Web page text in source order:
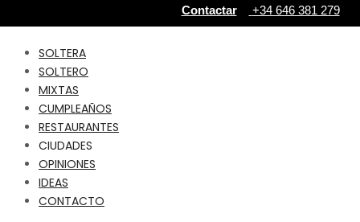
SOLTERA
SOLTERO
MIXTAS
CUMPLEAÑOS
RESTAURANTES
CIUDADES
OPINIONES
IDEAS
CONTACTO
Contactar +34 646 381 279‬